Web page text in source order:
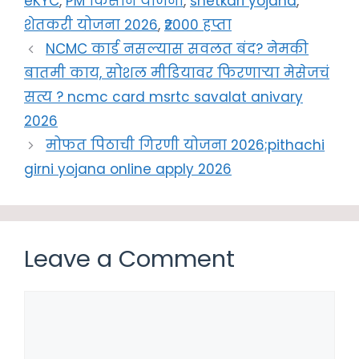
शेतकरी योजना 2026, ₹2000 हप्ता
NCMC कार्ड नसल्यास सवलत बंद? नेमकी
बातमी काय, सोशल मीडियावर फिरणाऱ्या मेसेजचं
सत्य ? ncmc card msrtc savalat anivary
2026
मोफत पिठाची गिरणी योजना 2026;pithachi
girni yojana online apply 2026
Leave a Comment